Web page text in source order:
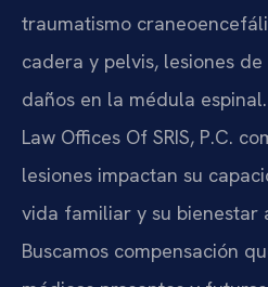
traumatismo
cadera y pelvis, lesiones
daños en la médula
Law Offices Of SRIS, P.C.
lesiones impactan su
vida familiar y su bienestar
Buscamos compensación